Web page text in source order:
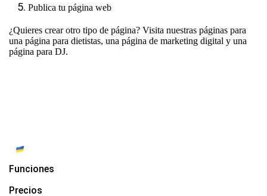
Publica tu página web
¿Quieres crear otro tipo de página? Visita nuestras páginas para
una página para dietistas, una página de marketing digital y una
página para DJ.
Funciones
Precios